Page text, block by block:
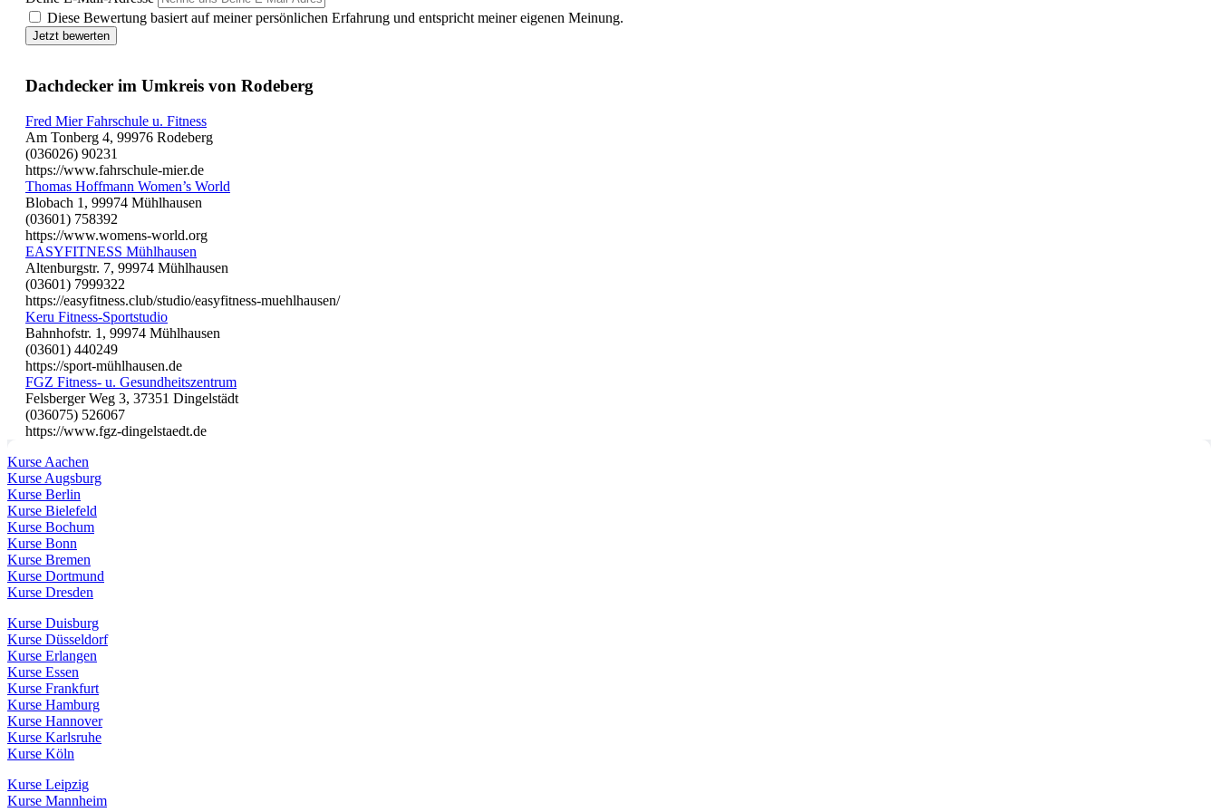
Diese Bewertung basiert auf meiner persönlichen Erfahrung und entspricht meiner eigenen Meinung.
Jetzt bewerten
Dachdecker im Umkreis von Rodeberg
Fred Mier Fahrschule u. Fitness
Am Tonberg 4, 99976 Rodeberg
(036026) 90231
https://www.fahrschule-mier.de
Thomas Hoffmann Women’s World
Blobach 1, 99974 Mühlhausen
(03601) 758392
https://www.womens-world.org
EASYFITNESS Mühlhausen
Altenburgstr. 7, 99974 Mühlhausen
(03601) 7999322
https://easyfitness.club/studio/easyfitness-muehlhausen/
Keru Fitness-Sportstudio
Bahnhofstr. 1, 99974 Mühlhausen
(03601) 440249
https://sport-mühlhausen.de
FGZ Fitness- u. Gesundheitszentrum
Felsberger Weg 3, 37351 Dingelstädt
(036075) 526067
https://www.fgz-dingelstaedt.de
Kurse Aachen
Kurse Augsburg
Kurse Berlin
Kurse Bielefeld
Kurse Bochum
Kurse Bonn
Kurse Bremen
Kurse Dortmund
Kurse Dresden
Kurse Duisburg
Kurse Düsseldorf
Kurse Erlangen
Kurse Essen
Kurse Frankfurt
Kurse Hamburg
Kurse Hannover
Kurse Karlsruhe
Kurse Köln
Kurse Leipzig
Kurse Mannheim